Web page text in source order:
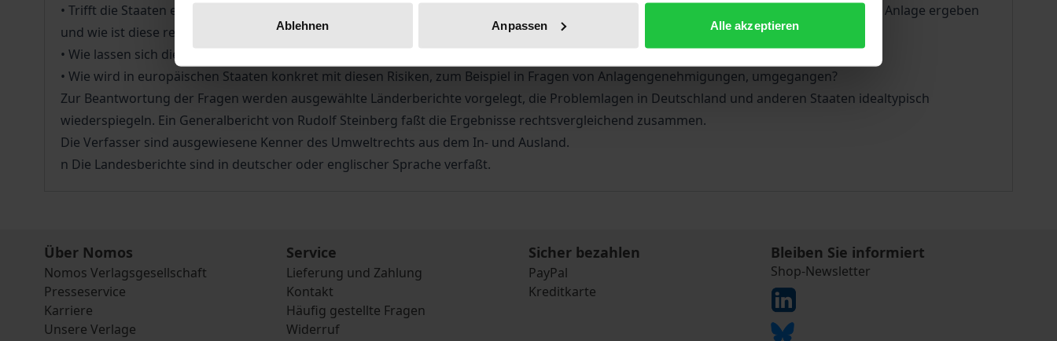
Ablehnen Anpassen Alle akzeptieren
• Trifft die Staaten eine Verantwortung für das Management und die Minimierung von Risiken, die sich aus dem Betrieb einer industriellen Anlage ergeben
und wie ist diese rechtlich und politisch verankert?
• Wie lassen sich diese Risiken ermitteln und zutreffend bewerten?
• Wie wird in europäischen Staaten konkret mit diesen Risiken, zum Beispiel in Fragen von Anlagengenehmigungen, umgegangen?
Zur Beantwortung der Fragen werden ausgewählte Länderberichte vorgelegt, die Problemlagen in Deutschland und anderen Staaten idealtypisch
wiederspiegeln. Ein Generalbericht von Rudolf Steinberg faßt die Ergebnisse rechtsvergleichend zusammen.
Die Verfasser sind ausgewiesene Kenner des Umweltrechts aus dem In- und Ausland.
n Die Landesberichte sind in deutscher oder englischer Sprache verfaßt.
Über Nomos
Nomos Verlagsgesellschaft
Presseservice
Karriere
Unsere Verlage
Service
Lieferung und Zahlung
Kontakt
Häufig gestellte Fragen
Widerruf
Sicher bezahlen
PayPal
Kreditkarte
Bleiben Sie informiert
Shop-Newsletter